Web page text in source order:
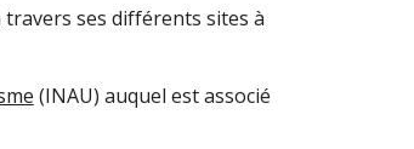
travers ses différents sites à
(INAU) auquel est associé